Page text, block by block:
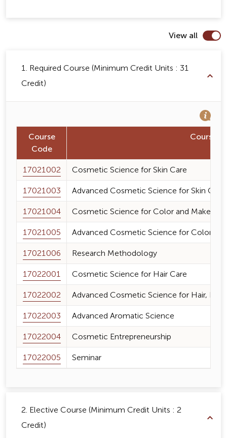
View all
1. Required Course (Minimum Credit Units : 31
Credit)
Course
Code
Course
17021002
Cosmetic Science for Skin Care
17021003
Advanced Cosmetic Science for Skin
17021004
Cosmetic Science for Color and Make-up
17021005
Advanced Cosmetic Science for Color
17021006
Research Methodology
17022001
Cosmetic Science for Hair Care
17022002
Advanced Cosmetic Science for Hair, Nail
17022003
Advanced Aromatic Science
17022004
Cosmetic Entrepreneurship
17022005
Seminar
2. Elective Course (Minimum Credit Units : 2
Credit)